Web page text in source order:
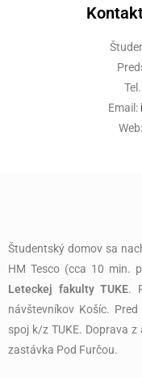
Email:
Web:
Študentský domov sa
HM Tesco (cca 10 min.
Leteckej fakulty TUKE.
návštevníkov Košíc.
spoj k/z TUKE. Doprava
zastávka Pod Furčou.